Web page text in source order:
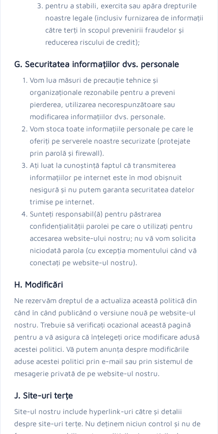
pentru a stabili, exercita sau apăra drepturile
noastre legale (inclusiv furnizarea de informații
către terți în scopul prevenirii fraudelor și
reducerea riscului de credit);
G. Securitatea informațiilor dvs. personale
Vom lua măsuri de precauție tehnice și
organizaționale rezonabile pentru a preveni
pierderea, utilizarea necorespunzătoare sau
modificarea informațiilor dvs. personale.
Vom stoca toate informațiile personale pe care le
oferiți pe serverele noastre securizate (protejate
prin parolă și firewall).
Ați luat la cunoștință faptul că transmiterea
informațiilor pe internet este în mod obișnuit
nesigură și nu putem garanta securitatea datelor
trimise pe internet.
Sunteți responsabil(ă) pentru păstrarea
confidențialității parolei pe care o utilizați pentru
accesarea website-ului nostru; nu vă vom solicita
niciodată parola (cu excepția momentului când vă
conectați pe website-ul nostru).
H. Modificări
Ne rezervăm dreptul de a actualiza această politică din
când în când publicând o versiune nouă pe website-ul
nostru. Trebuie să verificați ocazional această pagină
pentru a vă asigura că înțelegeți orice modificare adusă
acestei politici. Vă putem anunța despre modificările
aduse acestei politici prin e-mail sau prin sistemul de
mesagerie privată de pe website-ul nostru.
J. Site-uri terțe
Site-ul nostru include hyperlink-uri către și detalii
despre site-uri terțe. Nu deținem niciun control și nu de